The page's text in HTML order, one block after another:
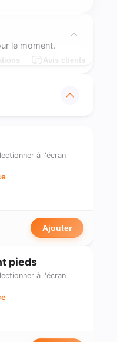
le moment.
Avis clients
à l'écran
Ajouter
pieds
à l'écran